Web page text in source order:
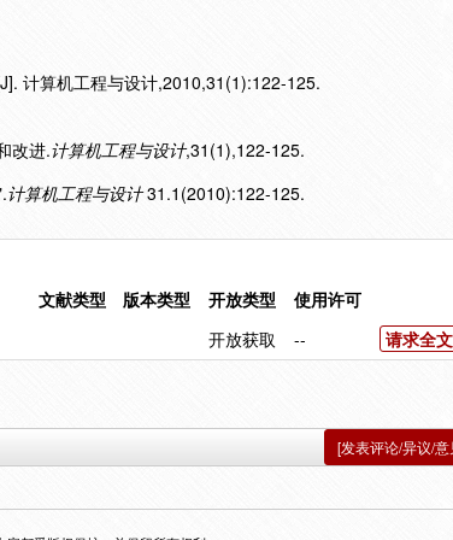
计算机工程与设计,2010,31(1):122-125.
改进.计算机工程与设计,31(1),122-125.
计算机工程与设计31.1(2010):122-125.
文献类型 版本类型 开放类型
使用许可
开放获取 -- 请求全文
[发表评论/异议/意